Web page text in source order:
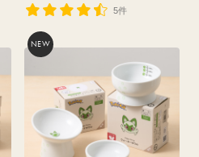
5件
NEW